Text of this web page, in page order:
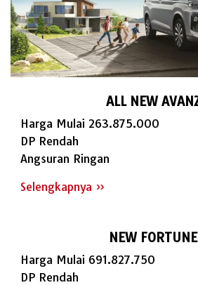
ALL NEW
Harga Mulai 263.875.000
DP Rendah
Angsuran Ringan
Selengkapnya »
NEW
Harga Mulai 691.827.750
DP Rendah